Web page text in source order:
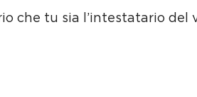
che tu sia l’intestatario